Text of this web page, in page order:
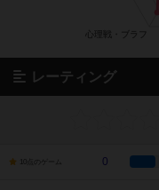
レーティング
10点のゲーム 0